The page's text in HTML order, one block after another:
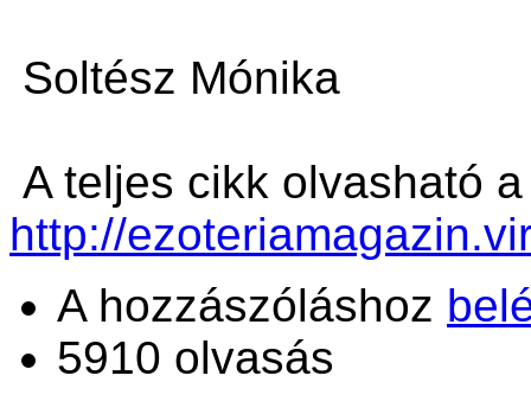
Soltész Mónika
A teljes cikk olvasható a
http://
A hozzászóláshoz
5910 olvasás